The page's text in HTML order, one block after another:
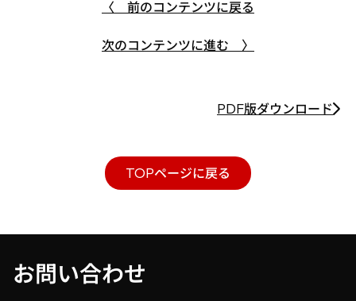
〈 前のコンテンツに戻る
次のコンテンツに進む 〉
PDF版ダウンロード
TOPページに戻る
お問い合わせ